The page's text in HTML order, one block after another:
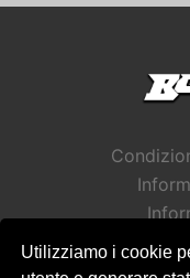
Utilizziamo i cookie
Politica